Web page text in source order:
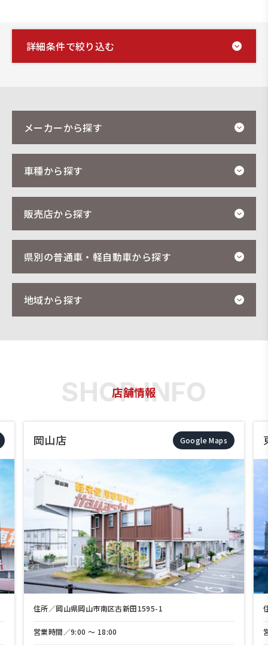
詳細条件で絞り込む
メーカーから探す
車種から探す
販売店から探す
県別の普通車・軽自動車から探す
地域から探す
店舗情報
岡山店 Google Maps
住所／岡山県岡山市南区古新田1595-1
営業時間／9:00 〜 18:00